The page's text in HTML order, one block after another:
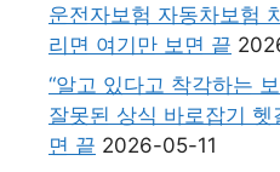
운전자보험 자동차보험
리면 여기만 보면 끝
“알고 있다고 착각하는
잘못된 상식 바로잡기
면 끝 2026-05-11